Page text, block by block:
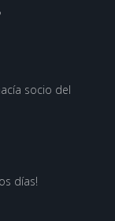
socio del
días!